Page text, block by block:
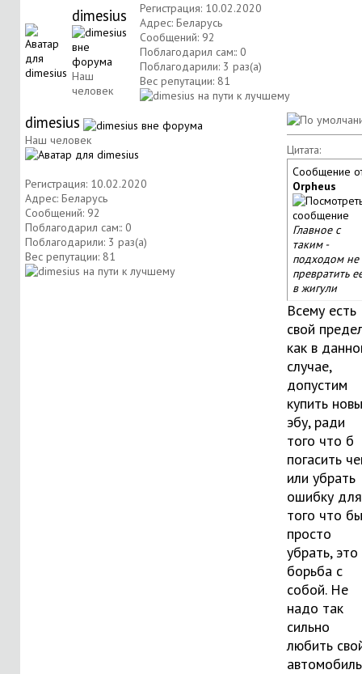
dimesius
Наш
человек
Регистрация: 10.02.2020
Адрес: Беларусь
Сообщений: 92
Поблагодарил сам:: 0
Поблагодарили: 3 раз(а)
Вес репутации: 81
dimesius
Наш человек
Регистрация: 10.02.2020
Адрес: Беларусь
Сообщений: 92
Поблагодарил сам:: 0
Поблагодарили: 3 раз(а)
Вес репутации: 81
Цитата:
Сообщение
Orpheus
Главное с
таким -
подходом не
превратить
в жигули
Всему есть
свой
как в
случае,
допустим
купить
эбу, ради
того что б
погасить
или убрать
ошибку для
того что бы
просто
убрать, это
борьба с
собой. Не
надо так
сильно
любить